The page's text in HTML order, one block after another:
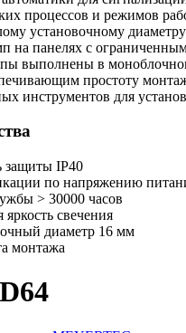
процессов и режимов
установочному
на панелях с
выполнены в
простоту
инструментов для
защиты IP40
по напряжению
> 30000 часов
свечения
диаметр 16 мм
монтажа